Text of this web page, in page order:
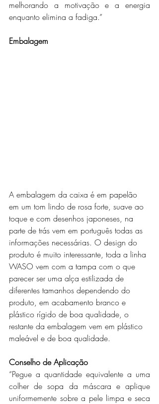
melhorando a motivação e a energia
enquanto elimina a fadiga.”
Embalagem
A embalagem da caixa é em papelão
em um tom lindo de rosa forte, suave ao
toque e com desenhos japoneses, na
parte de trás vem em português todas as
informações necessárias. O design do
produto é muito interessante, toda a linha
WASO vem com a tampa com o que
parecer ser uma alça estilizada de
diferentes tamanhos dependendo do
produto, em acabamento branco e
plástico rígido de boa qualidade, o
restante da embalagem vem em plástico
maleável e de boa qualidade.
Conselho de Aplicação
“Pegue a quantidade equivalente a uma
colher de sopa da máscara e aplique
uniformemente sobre a pele limpa e seca